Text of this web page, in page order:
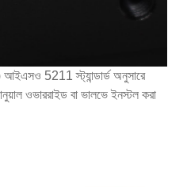
আইএসও 5211 স্ট্যান্ডার্ড অনুসারে
ওভাররাইড বা ভালভে ইনস্টল করা